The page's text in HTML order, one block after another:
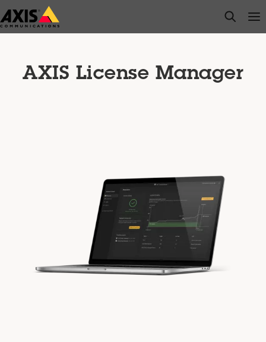
メ
イ
open
AXIS License Manager